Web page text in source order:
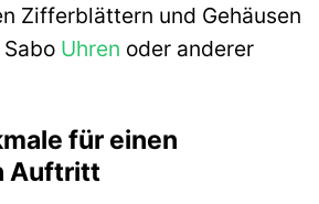
Zifferblättern und Gehäusen
Uhren oder anderer
für einen
Auftritt